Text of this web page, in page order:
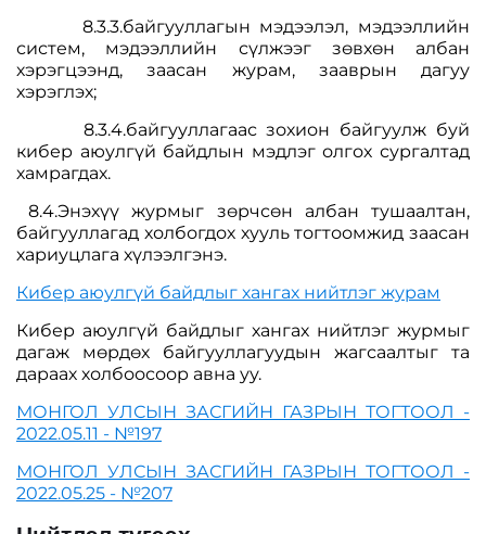
8.3.3.байгууллагын мэдээлэл, мэдээллийн
систем, мэдээллийн сүлжээг зөвхөн албан
хэрэгцээнд, заасан журам, зааврын дагуу
хэрэглэх;
8.3.4.байгууллагаас зохион байгуулж буй
кибер аюулгүй байдлын мэдлэг олгох сургалтад
хамрагдах.
8.4.Энэхүү журмыг зөрчсөн албан тушаалтан,
байгууллагад холбогдох хууль тогтоомжид заасан
хариуцлага хүлээлгэнэ.
Кибер аюулгүй байдлыг хангах нийтлэг журам
Кибер аюулгүй байдлыг хангах нийтлэг журмыг
дагаж мөрдөх байгууллагуудын жагсаалтыг та
дараах холбоосоор авна уу.
МОНГОЛ УЛСЫН ЗАСГИЙН ГАЗРЫН ТОГТООЛ -
2022.05.11 - №197
МОНГОЛ УЛСЫН ЗАСГИЙН ГАЗРЫН ТОГТООЛ -
2022.05.25 - №207